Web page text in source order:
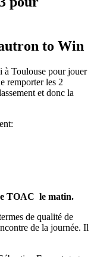
to Win
à Toulouse pour jouer
remporter les 2
et donc la
TOAC le matin.
de qualité de
de la journée. Il